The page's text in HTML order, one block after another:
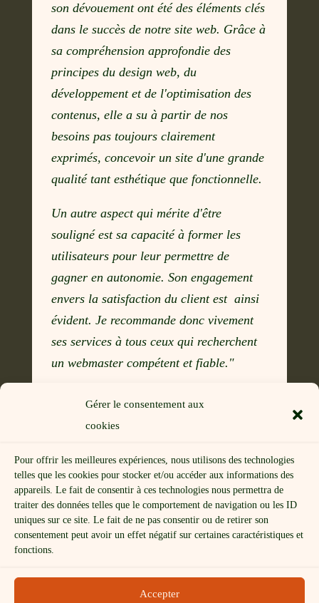
Gérer le consentement aux
cookies
Pour offrir les meilleures expériences, nous utilisons des technologies
telles que les cookies pour stocker et/ou accéder aux informations des
appareils. Le fait de consentir à ces technologies nous permettra de
traiter des données telles que le comportement de navigation ou les ID
uniques sur ce site. Le fait de ne pas consentir ou de retirer son
consentement peut avoir un effet négatif sur certaines caractéristiques et
fonctions.
Accepter
son dévouement ont été des éléments clés
dans le succès de notre site web. Grâce à
sa compréhension approfondie des
principes du design web, du
développement et de l'optimisation des
contenus, elle a su à partir de nos
besoins pas toujours clairement
exprimés, concevoir un site d'une grande
qualité tant esthétique que fonctionnelle.
Un autre aspect qui mérite d'être
souligné est sa capacité à former les
utilisateurs pour leur permettre de
gagner en autonomie. Son engagement
envers la satisfaction du client est ainsi
évident. Je recommande donc vivement
ses services à tous ceux qui recherchent
un webmaster compétent et fiable."
Guy Curcio
co-animateur de la Diversité Spirituelle
Mentions légales
Politique de cookies (UE)
CGV